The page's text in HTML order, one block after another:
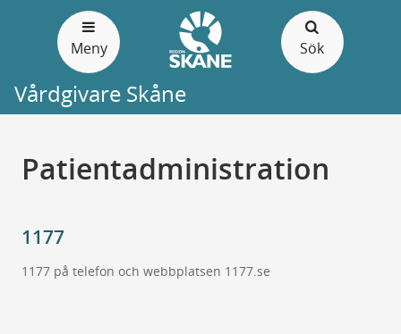
Meny Sök
Vårdgivare Skåne
Patientadministration
1177
1177 på telefon och webbplatsen 1177.se